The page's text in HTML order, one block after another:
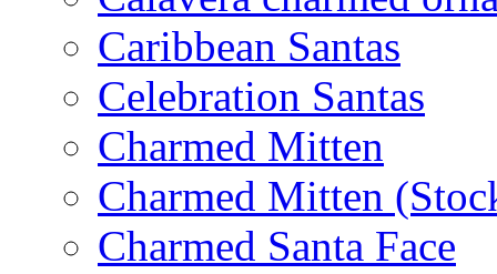
Caribbean Santas
Celebration Santas
Charmed Mitten
Charmed Mitten
Charmed Santa Face